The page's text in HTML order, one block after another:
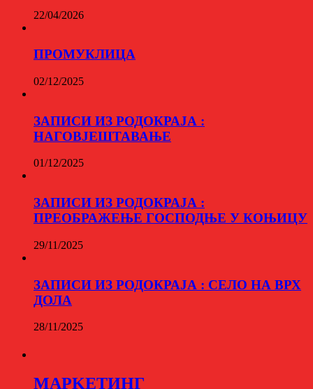
22/04/2026
ПРОМУКЛИЦА
02/12/2025
ЗАПИСИ ИЗ РОДОКРАЈА :
НАГОВЈЕШТАВАЊЕ
01/12/2025
ЗАПИСИ ИЗ РОДОКРАЈА :
ПРЕОБРАЖЕЊЕ ГОСПОДЊЕ У КОЊИЦУ
29/11/2025
ЗАПИСИ ИЗ РОДОКРАЈА : СЕЛО НА ВРХ
ДОЛА
28/11/2025
МАРKЕТИНГ